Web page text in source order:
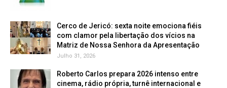
Cerco de Jericó: sexta noite emociona fiéis
com clamor pela libertação dos vícios na
Matriz de Nossa Senhora da Apresentação
Julho 31, 2026
Roberto Carlos prepara 2026 intenso entre
cinema, rádio própria, turnê internacional e